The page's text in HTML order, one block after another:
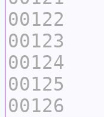
00122
00123
00124
00125
00126